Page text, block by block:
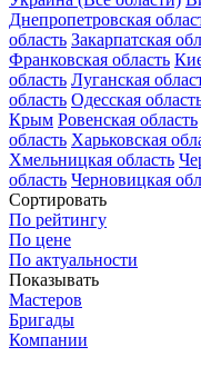
Днепропетровская
область Закарпатская
Франковская область
область Луганская
область Одесская
Крым Ровенская область
область Харьковская
Хмельницкая область
область Черновицкая
Сортировать
По рейтингу
По цене
По актуальности
Показывать
Мастеров
Бригады
Компании